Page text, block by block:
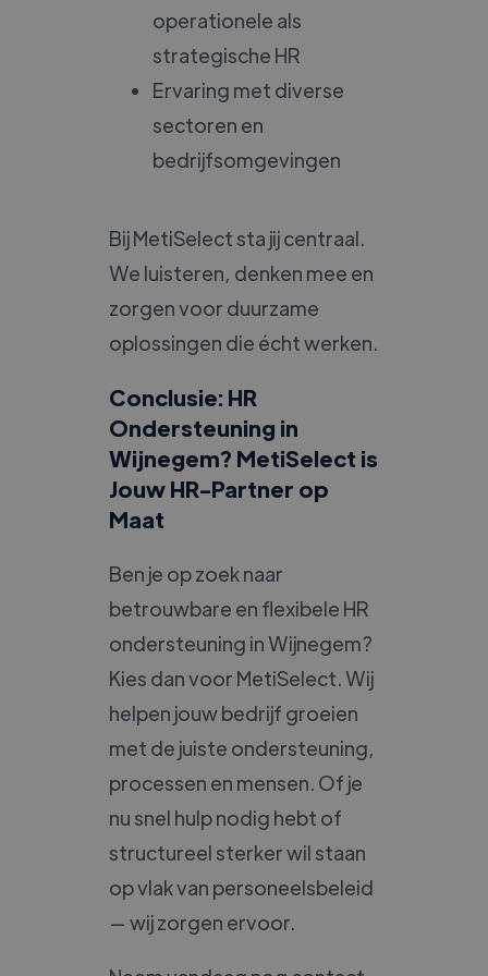
operationele als
strategische HR
Ervaring met diverse
sectoren en
bedrijfsomgevingen
Bij MetiSelect sta jij centraal.
We luisteren, denken mee en
zorgen voor duurzame
oplossingen die écht werken.
Conclusie: HR
Ondersteuning in
Wijnegem? MetiSelect is
Jouw HR-Partner op
Maat
Ben je op zoek naar
betrouwbare en flexibele HR
ondersteuning in Wijnegem?
Kies dan voor MetiSelect. Wij
helpen jouw bedrijf groeien
met de juiste ondersteuning,
processen en mensen. Of je
nu snel hulp nodig hebt of
structureel sterker wil staan
op vlak van personeelsbeleid
— wij zorgen ervoor.